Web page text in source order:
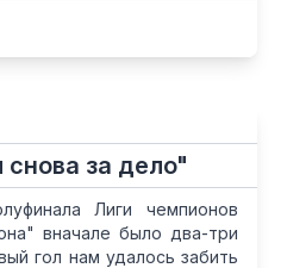
за дело"
Лиги чемпионов
вначале было два-три
гол нам удалось забить